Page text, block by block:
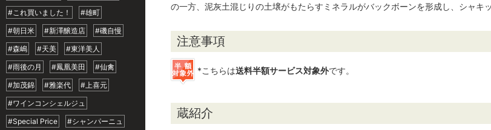
#これ買いました！
#雄町
#朝日米
#新澤醸造店
#磯自慢
#森嶋
#天美
#東洋美人
#雨後の月
#鳳凰美田
#仙禽
#加茂錦
#雅楽代
#上喜元
#ワインコンシェルジュ
#Special Price
#シャンパーニュ
の一方、泥灰土混じりの土壌がもたらすミネラルがバックボーンを形成し、シャキ
注意事項
*こちらは送料半額サービス対象外です。
蔵紹介